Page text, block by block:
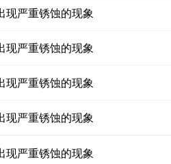
现严重锈蚀的现象
现严重锈蚀的现象
现严重锈蚀的现象
现严重锈蚀的现象
现严重锈蚀的现象